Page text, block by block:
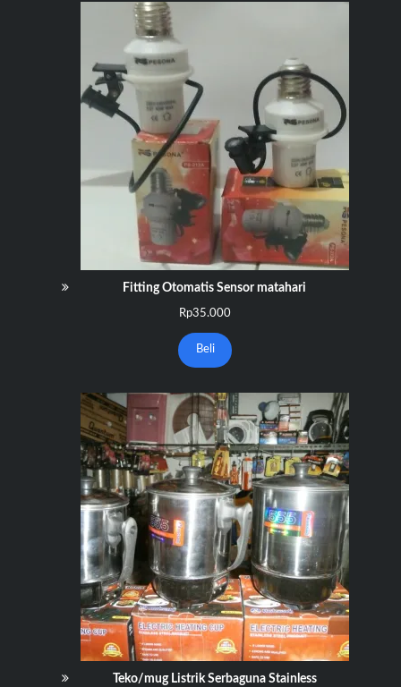
Fitting Otomatis Sensor matahari
Rp35.000
Beli
Teko/mug Listrik Serbaguna Stainless